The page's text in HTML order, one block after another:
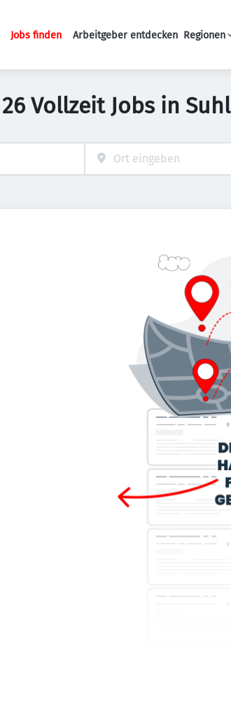
Haupt-Navigation
Jobs finden Arbeitgeber entdecken Regionen
26 Vollzeit Jobs in Suhl